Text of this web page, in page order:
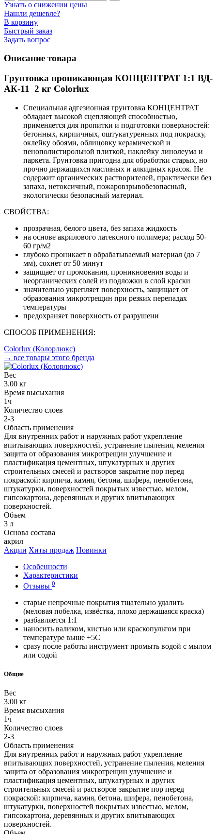
Узнать о снижении цены
Нашли дешевле?
В корзину
Быстрый заказ
Задать вопрос
Описание товара
Грунтовка проникающая КОНЦЕНТРАТ 1:1 ВД-
АК-11 2 кг Colorlux
Специальная адгезионная грунтовка КОНЦЕНТРАТ
обладает высокой сцепляющей способностью,
применяется для пропитки и подготовки поверхностей:
бетонных, кирпичных, оштукатуренных под покраску,
оклейку обоями, облицовку керамической и
пенополистирольной плиткой, наклейку линолеума и
паркета. Грунтовка пригодна для обработки старых, но
прочно держащихся масляных и алкидных красок. Не
содержит органических растворителей, практически без
запаха, нетоксичный, пожаровзрывобезопасный,
экологически безопасный материал.
СВОЙСТВА:
прозрачная, белого цвета, без запаха жидкость
на основе акрилового латексного полимера; расход 50-
60 гр/м2
глубоко проникает в обрабатываемый материал (до 7
мм), сохнет от 50 минут
защищает от промокания, проникновения воды и
неорганических солей из подложки в слой краски
значительно укрепляет поверхность, защищает от
образования микротрещин при резких перепадах
температуры
предохраняет поверхность от разрушени
СПОСОБ ПРИМЕНЕНИЯ:
Colorlux (Колорлюкс)
→ все товары этого бренда
Вес
3.00 кг
Время высыхания
1ч
Количество слоев
2-3
Область применения
Для внутренних работ и наружных работ укрепление
впитывающих поверхностей, устранение пыления, меления
защита от образования микротрещин улучшение и
пластификация цементных, штукатурных и других
строительных смесей и растворов закрытие пор перед
покраской: кирпича, камня, бетона, шифера, пенобетона,
штукатурки, поверхностей покрытых известью, мелом,
гипсокартона, деревянных и других впитывающих
поверхностей.
Объем
3 л
Основа состава
акрил
Акции Хиты продаж Новинки
Особенности
Характеристики
Отзывы 0
старые непрочные покрытия тщательно удалить
(меловая побелка, извёстка, плохо держащаяся краска)
разбавляется 1:1
наносить валиком, кистью или краскопультом при
температуре выше +5С
сразу после работы инструмент промыть водой с мылом
или содой
Общие
Вес
3.00 кг
Время высыхания
1ч
Количество слоев
2-3
Область применения
Для внутренних работ и наружных работ укрепление
впитывающих поверхностей, устранение пыления, меления
защита от образования микротрещин улучшение и
пластификация цементных, штукатурных и других
строительных смесей и растворов закрытие пор перед
покраской: кирпича, камня, бетона, шифера, пенобетона,
штукатурки, поверхностей покрытых известью, мелом,
гипсокартона, деревянных и других впитывающих
поверхностей.